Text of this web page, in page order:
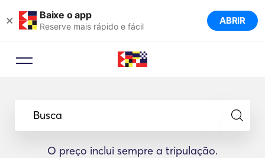
× Baixe o app
Reserve mais rápido e fácil ABRIR
Busca
O preço inclui sempre a tripulação.